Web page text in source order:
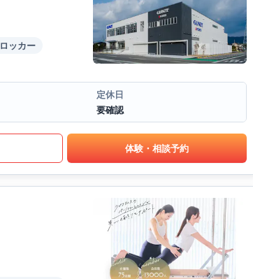
ロッカー
定休日
要確認
体験・相談予約